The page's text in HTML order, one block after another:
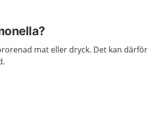
mat eller dryck. Det kan därför